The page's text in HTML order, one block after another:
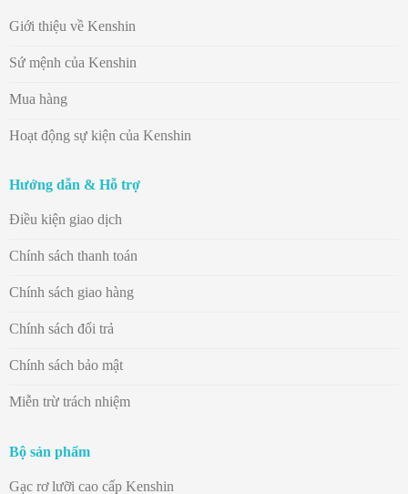
Giới thiệu về Kenshin
Sứ mệnh của Kenshin
Mua hàng
Hoạt động sự kiện của Kenshin
Hướng dẫn & Hỗ trợ
Điều kiện giao dịch
Chính sách thanh toán
Chính sách giao hàng
Chính sách đổi trả
Chính sách bảo mật
Miễn trừ trách nhiệm
Bộ sản phẩm
Gạc rơ lưỡi cao cấp Kenshin